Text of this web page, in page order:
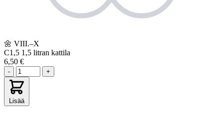
🌼 VIII.–X
C1,5 1,5 litran kattila
6,50 €
- +
Lisää